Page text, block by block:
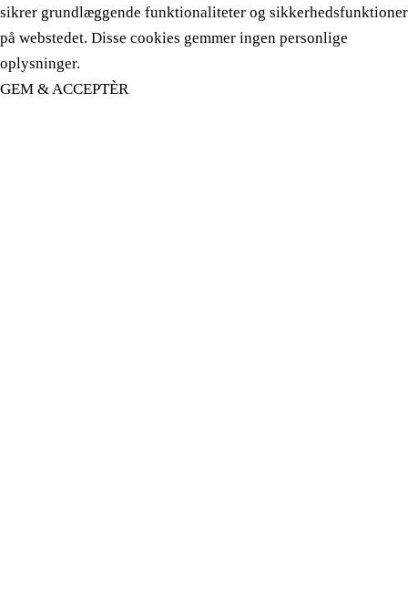
sikrer grundlæggende funktionaliteter og sikkerhedsfunktioner
på webstedet. Disse cookies gemmer ingen personlige
oplysninger.
GEM & ACCEPTÈR